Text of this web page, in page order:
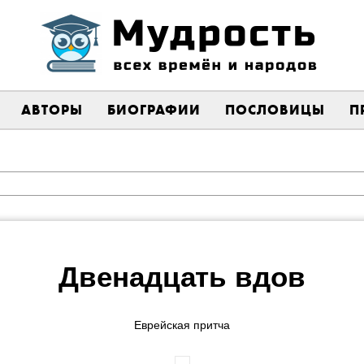
АВТОРЫ БИОГРАФИИ ПОСЛОВИЦЫ
Двенадцать вдов
Еврейская притча